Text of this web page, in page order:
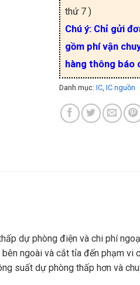
thứ 7 )
Chú ý: Chỉ gửi
gồm phí vận
hàng thông báo
Danh mục: IC IC nguồn
dự phòng điện và chi phí
ngoài và cắt tỉa đến phạm vi
suất dự phòng thấp hơn và